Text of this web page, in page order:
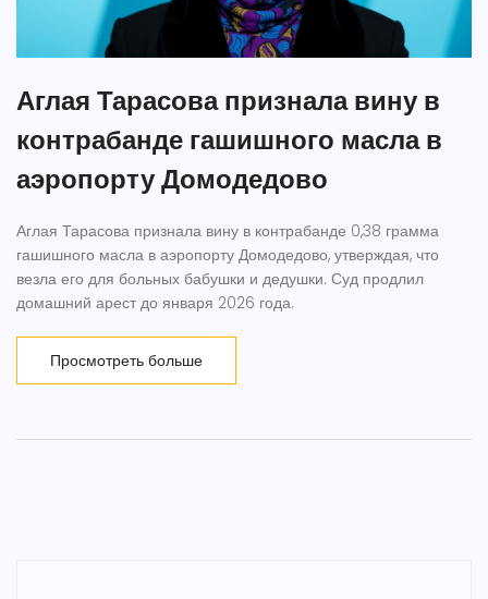
Аглая Тарасова признала вину в
контрабанде гашишного масла в
аэропорту Домодедово
Аглая Тарасова признала вину в контрабанде 0,38 грамма
гашишного масла в аэропорту Домодедово, утверждая, что
везла его для больных бабушки и дедушки. Суд продлил
домашний арест до января 2026 года.
Просмотреть больше